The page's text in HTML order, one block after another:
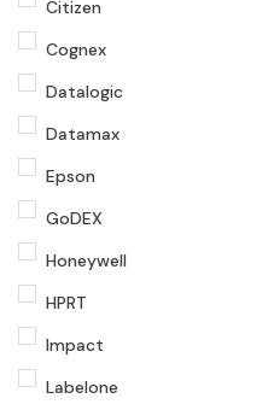
Citizen
Cognex
Datalogic
Datamax
Epson
GoDEX
Honeywell
HPRT
Impact
Labelone